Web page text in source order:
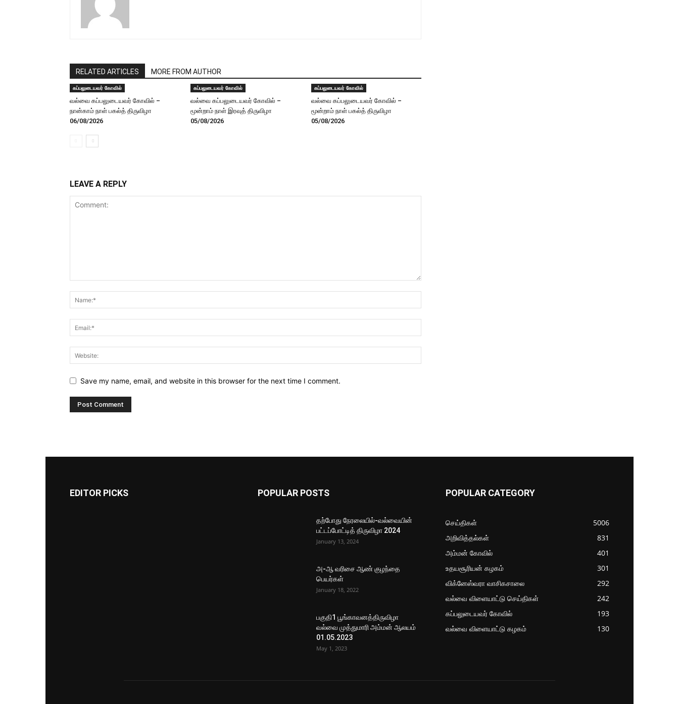
RELATED ARTICLES MORE FROM AUTHOR
கப்பலுடையவர் கோவில்
வல்வை கப்பலுடையவர் கோவில் –
நான்காம் நாள் பகல்த் திருவிழா
06/08/2026
கப்பலுடையவர் கோவில்
வல்வை கப்பலுடையவர் கோவில் –
மூன்றாம் நாள் இரவுத் திருவிழா
05/08/2026
கப்பலுடையவர் கோவில்
வல்வை கப்பலுடையவர் கோவில் –
மூன்றாம் நாள் பகல்த் திருவிழா
05/08/2026
LEAVE A REPLY
Save my name, email, and website in this browser for the next time I comment.
EDITOR PICKS POPULAR POSTS
தற்போது நேரலையில்-வல்வையின்
பட்டப்போட்டித் திருவிழா 2024
January 13, 2024
அ-ஆ வரிசை ஆண் குழந்தை
பெயர்கள்
January 18, 2022
பகுதி1 பூங்காவனத்திருவிழா
வல்வை முத்துமாரி அம்மன் ஆலயம்
01.05.2023
May 1, 2023
POPULAR CATEGORY
செய்திகள்
5006
அறிவித்தல்கள்
831
அம்மன் கோவில்
401
உதயசூரியன் கழகம்
301
விக்னேஸ்வரா வாசிகசாலை
292
வல்வை விளையாட்டு செய்திகள்
242
கப்பலுடையவர் கோவில்
193
வல்வை விளையாட்டு கழகம்
130